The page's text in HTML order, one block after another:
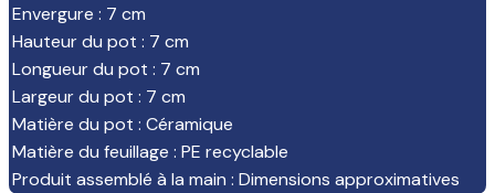
Envergure : 7 cm
Hauteur du pot : 7 cm
Longueur du pot : 7 cm
Largeur du pot : 7 cm
Matière du pot : Céramique
Matière du feuillage : PE recyclable
Produit assemblé à la main : Dimensions approximatives